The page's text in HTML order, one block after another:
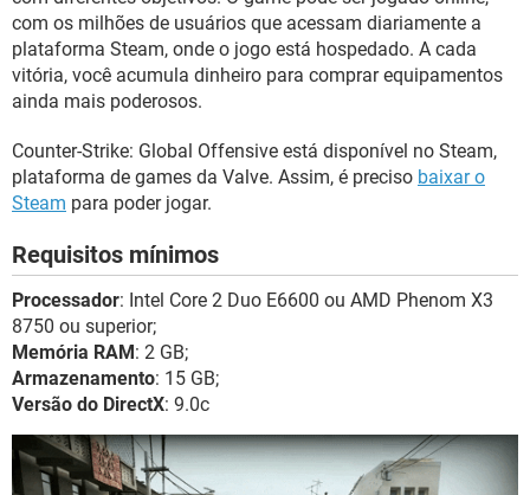
com os milhões de usuários que acessam diariamente a
plataforma Steam, onde o jogo está hospedado. A cada
vitória, você acumula dinheiro para comprar equipamentos
ainda mais poderosos.
Counter-Strike: Global Offensive está disponível no Steam,
plataforma de games da Valve. Assim, é preciso baixar o
Steam para poder jogar.
Requisitos mínimos
Processador: Intel Core 2 Duo E6600 ou AMD Phenom X3
8750 ou superior;
Memória RAM : 2 GB;
Armazenamento: 15 GB;
Versão do DirectX: 9.0c